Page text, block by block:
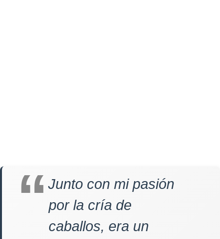
Junto con mi pasión
por la cría de
caballos, era un